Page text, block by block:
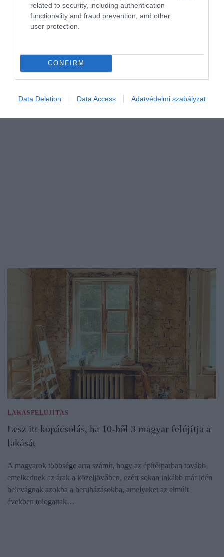
related to security, including authentication
functionality and fraud prevention, and other
user protection.
CONFIRM
Data Deletion Data Access Adatvédelmi szabályzat
mellett
meghaladta a 12 évet, és a válaszadók mintegy fele (48%) 10
LAKÁSFELÚJÍTÁS
Lesz itt kopácsolás, ha 10-ből 3 magyar felújítja a
lakását
A magyarok többsége arra számít, hogy az építőiparban tovább
emelkednek az árak a közeljövőben, ezért sokan inkább már idén
belevágnak azokba a beruházásokba, amelyeket az elmúlt
években tologattak…